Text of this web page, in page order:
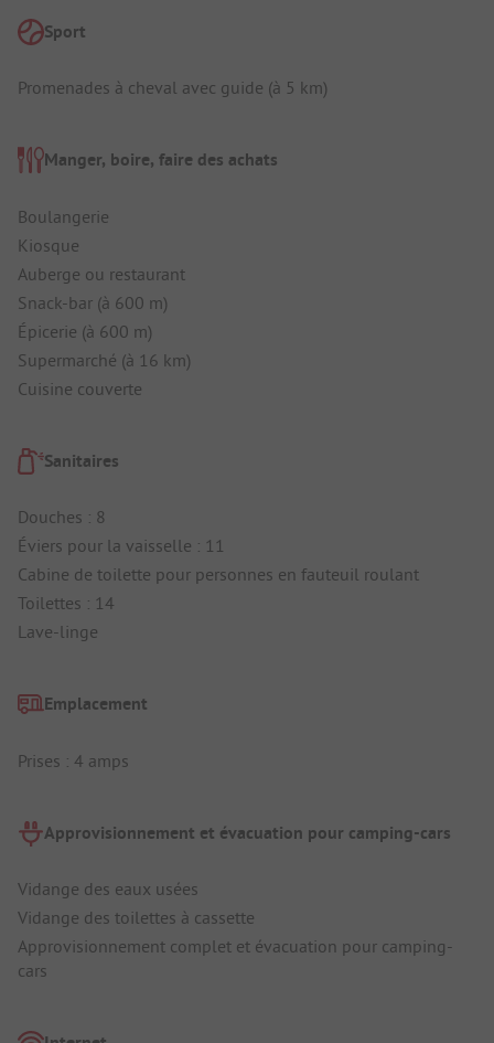
Sport
Promenades à cheval avec guide (à 5 km)
Manger, boire, faire des achats
Boulangerie
Kiosque
Auberge ou restaurant
Snack-bar (à 600 m)
Épicerie (à 600 m)
Supermarché (à 16 km)
Cuisine couverte
Sanitaires
Douches : 8
Éviers pour la vaisselle : 11
Cabine de toilette pour personnes en fauteuil roulant
Toilettes : 14
Lave-linge
Emplacement
Prises : 4 amps
Approvisionnement et évacuation pour camping-cars
Vidange des eaux usées
Vidange des toilettes à cassette
Approvisionnement complet et évacuation pour camping-
cars